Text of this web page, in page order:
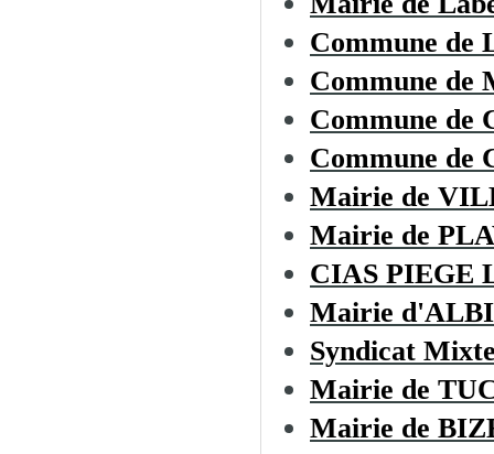
Commune
Commune de
Commune de
Commune de
Mairie de
Mairie de
CIAS PIEGE
Mairie
Syndicat
Mairie de
Mairie de